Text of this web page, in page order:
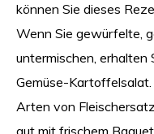
können Sie dieses
Wenn Sie gewürfelte,
untermischen, erhalten
Gemüse-
Arten von
gut mit frischem